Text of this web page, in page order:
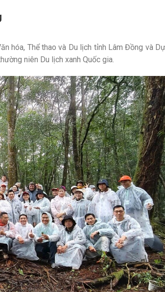
hóa, Thể thao và Du lịch tỉnh Lâm Đồng và
niên Du lịch xanh Quốc gia.